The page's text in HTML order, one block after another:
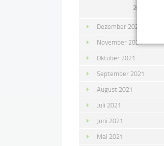
2021
Dezember 2021
November 2021
Oktober 2021
September 2021
August 2021
Juli 2021
Juni 2021
Mai 2021